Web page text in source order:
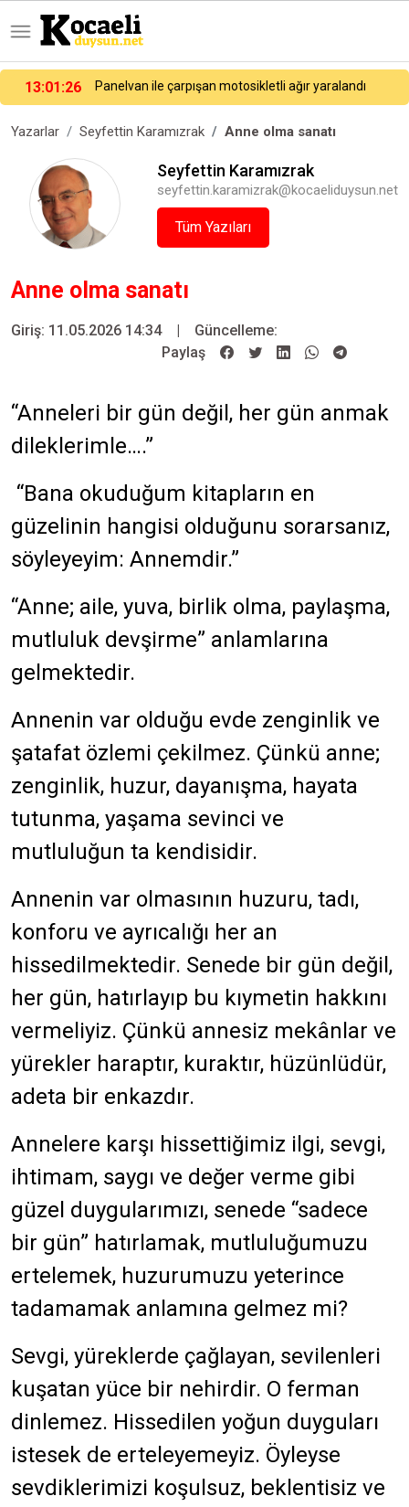
13:01:26 Panelvan ile çarpışan motosikletli ağır yaralandı
Yazarlar Seyfettin Karamızrak Anne olma sanatı
Seyfettin Karamızrak
seyfettin.karamizrak@kocaeliduysun.net
Tüm Yazıları
Anne olma sanatı
Giriş: 11.05.2026 14:34 |
Güncelleme:
Paylaş
“Anneleri bir gün değil, her gün anmak
dileklerimle….”
“Bana okuduğum kitapların en
güzelinin hangisi olduğunu sorarsanız,
söyleyeyim: Annemdir.”
“Anne; aile, yuva, birlik olma, paylaşma,
mutluluk devşirme” anlamlarına
gelmektedir.
Annenin var olduğu evde zenginlik ve
şatafat özlemi çekilmez. Çünkü anne;
zenginlik, huzur, dayanışma, hayata
tutunma, yaşama sevinci ve
mutluluğun ta kendisidir.
Annenin var olmasının huzuru, tadı,
konforu ve ayrıcalığı her an
hissedilmektedir. Senede bir gün değil,
her gün, hatırlayıp bu kıymetin hakkını
vermeliyiz. Çünkü annesiz mekânlar ve
yürekler haraptır, kuraktır, hüzünlüdür,
adeta bir enkazdır.
Annelere karşı hissettiğimiz ilgi, sevgi,
ihtimam, saygı ve değer verme gibi
güzel duygularımızı, senede “sadece
bir gün” hatırlamak, mutluluğumuzu
ertelemek, huzurumuzu yeterince
tadamamak anlamına gelmez mi?
Sevgi, yüreklerde çağlayan, sevilenleri
kuşatan yüce bir nehirdir. O ferman
dinlemez. Hissedilen yoğun duyguları
istesek de erteleyemeyiz. Öyleyse
sevdiklerimizi koşulsuz, beklentisiz ve